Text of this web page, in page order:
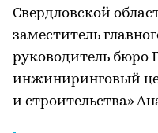
Свердловской
заместитель
руководитель
инжиниринговый
и строительства»